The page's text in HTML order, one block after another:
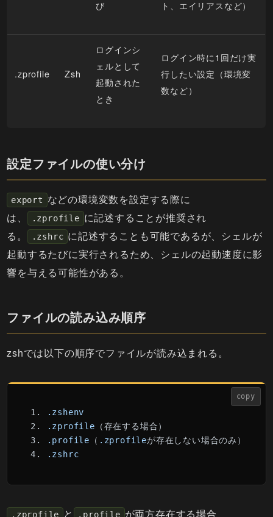
び ト、エイリアスなど）
.zprofile Zsh
ログインシ
ェルとして
起動された
とき
ログイン時に1回だけ実
行したい設定（環境変
数など）
設定ファイルの使い分け
export
などの環境変数を設定する際に
は、
.zprofile に記述することが推奨され
る。
.zshrc に記述することも可能であるが、シェルが
起動するたびに実行されるため、シェルの起動速度に影
響を与える可能性がある。
ファイルの読み込み順序
zshでは以下の順序でファイルが読み込まれる。
copy
1.
.zshenv
2.
.zprofile （存在する場合）
3.
.profile （ .zprofileが存在しない場合のみ）
4.
.zshrc
.zprofile と .profile が両方存在する場合